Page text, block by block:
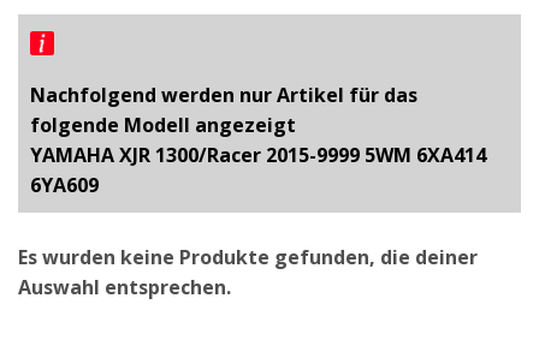
Nachfolgend werden nur Artikel für das
folgende Modell angezeigt
YAMAHA XJR 1300/Racer 2015-9999 5WM 6XA414
6YA609
Es wurden keine Produkte gefunden, die deiner
Auswahl entsprechen.